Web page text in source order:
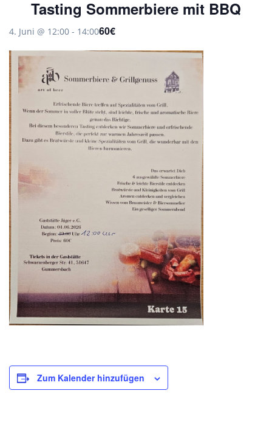
Tasting Sommerbiere mit BBQ
4. Juni @ 12:00 - 14:0060€
Zum Kalender hinzufügen